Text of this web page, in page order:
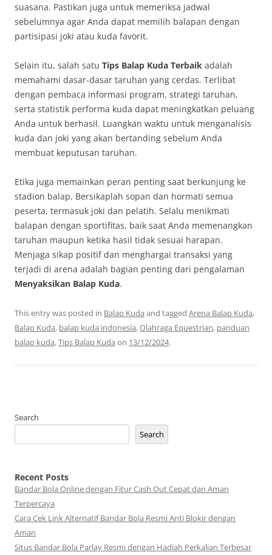
suasana. Pastikan juga untuk memeriksa jadwal
sebelumnya agar Anda dapat memilih balapan dengan
partisipasi joki atau kuda favorit.
Selain itu, salah satu Tips Balap Kuda Terbaik adalah
memahami dasar-dasar taruhan yang cerdas. Terlibat
dengan pembaca informasi program, strategi taruhan,
serta statistik performa kuda dapat meningkatkan peluang
Anda untuk berhasil. Luangkan waktu untuk menganalisis
kuda dan joki yang akan bertanding sebelum Anda
membuat keputusan taruhan.
Etika juga memainkan peran penting saat berkunjung ke
stadion balap. Bersikaplah sopan dan hormati semua
peserta, termasuk joki dan pelatih. Selalu menikmati
balapan dengan sportifitas, baik saat Anda memenangkan
taruhan maupun ketika hasil tidak sesuai harapan.
Menjaga sikap positif dan menghargai transaksi yang
terjadi di arena adalah bagian penting dari pengalaman
Menyaksikan Balap Kuda.
This entry was posted in Balap Kuda and tagged Arena Balap Kuda,
Balap Kuda, balap kuda indonesia,Olahraga Equestrian, panduan
balap kuda,Tips Balap Kuda on 13/12/2024.
Search
Search
Recent Posts
Bandar Bola Online dengan Fitur Cash Out Cepat dan Aman
Terpercaya
Cara Cek Link Alternatif Bandar Bola Resmi Anti Blokir dengan
Aman
Situs Bandar Bola Parlay Resmi dengan Hadiah Perkalian Terbesar